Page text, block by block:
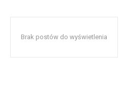
Brak postów do wyświetlenia